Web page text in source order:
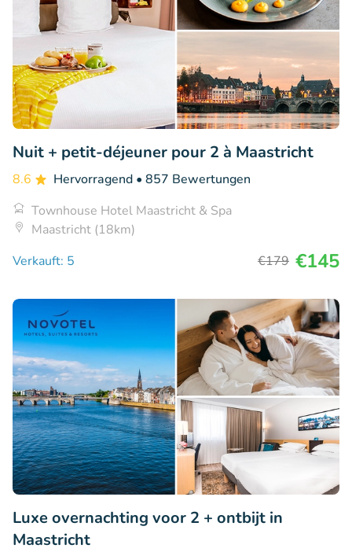
Nuit + petit-déjeuner pour 2 à Maastricht
8.6 Hervorragend • 857 Bewertungen
Townhouse Hotel Maastricht & Spa
Maastricht (18km)
Verkauft: 5
€179 €145
Luxe overnachting voor 2 + ontbijt in
Maastricht